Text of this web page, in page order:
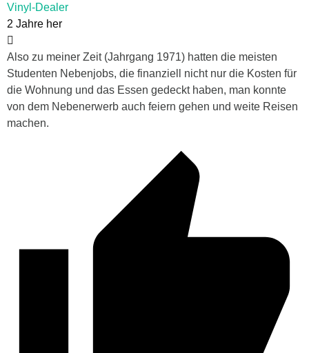
Vinyl-Dealer
2 Jahre her
Also zu meiner Zeit (Jahrgang 1971) hatten die meisten
Studenten Nebenjobs, die finanziell nicht nur die Kosten für
die Wohnung und das Essen gedeckt haben, man konnte
von dem Nebenerwerb auch feiern gehen und weite Reisen
machen.